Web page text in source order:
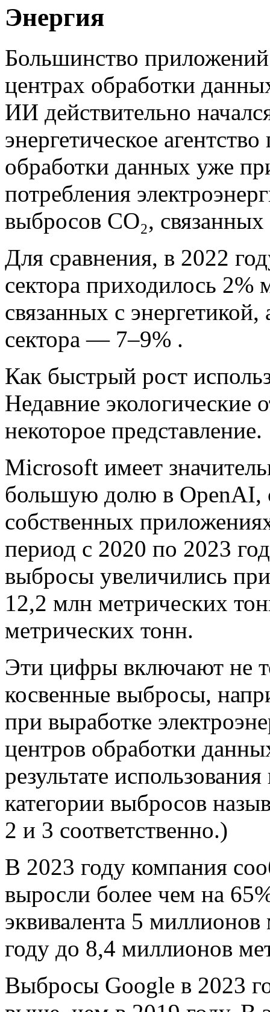
Энергия
Большинство
центрах обработки
ИИ действительно
энергетическое
обработки данных уже
потребления
выбросов CO₂, связанных
Для сравнения, в 2022
сектора приходилось
связанных с
сектора — 7–9% .
Как быстрый рост
Недавние
некоторое представление.
Microsoft имеет
большую долю в OpenAI,
собственных
период с 2020 по 2023
выбросы увеличились
12,2 млн метрических
метрических тонн.
Эти цифры включают не
косвенные выбросы,
при выработке
центров обработки
результате
категории выбросов
2 и 3 соответственно.)
В 2023 году компания
выросли более чем на
эквивалента 5
году до 8,4 миллионов
Выбросы Google в 2023